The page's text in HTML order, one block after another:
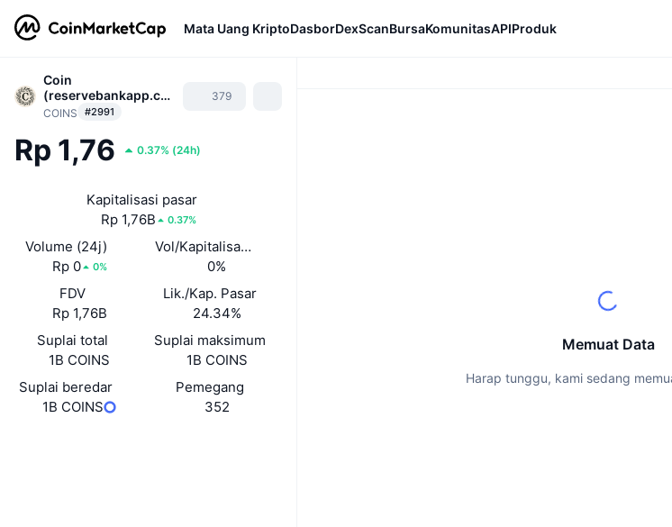
Mata Uang KriptoDasborDexScanBursaKomunitasAPIProduk
Coin
(reservebankapp.co
m)
COINS #2991
379
Rp 1,76 0.37% (24h)
Kapitalisasi pasar
Rp 1,76B
0.37%
Volume (24j)
Rp 0
0%
Vol/Kapitalisasi Pasar (24J)
0%
FDV
Rp 1,76B
Lik./Kap. Pasar
24.34%
Suplai total
1B COINS
Suplai maksimum
1B COINS
Suplai beredar
1B COINS
Pemegang
352
Memuat Data
Harap tunggu, kami sedang